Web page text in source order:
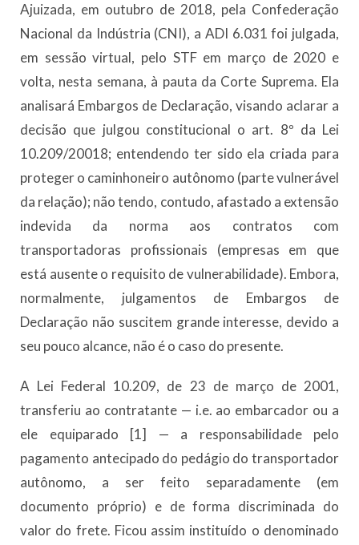
Ajuizada, em outubro de 2018, pela Confederação
Nacional da Indústria (CNI), a ADI 6.031 foi julgada,
em sessão virtual, pelo STF em março de 2020 e
volta, nesta semana, à pauta da Corte Suprema. Ela
analisará Embargos de Declaração, visando aclarar a
decisão que julgou constitucional o art. 8º da Lei
10.209/20018; entendendo ter sido ela criada para
proteger o caminhoneiro autônomo (parte vulnerável
da relação); não tendo, contudo, afastado a extensão
indevida da norma aos contratos com
transportadoras profissionais (empresas em que
está ausente o requisito de vulnerabilidade). Embora,
normalmente, julgamentos de Embargos de
Declaração não suscitem grande interesse, devido a
seu pouco alcance, não é o caso do presente.
A Lei Federal 10.209, de 23 de março de 2001,
transferiu ao contratante — i.e. ao embarcador ou a
ele equiparado [1] — a responsabilidade pelo
pagamento antecipado do pedágio do transportador
autônomo, a ser feito separadamente (em
documento próprio) e de forma discriminada do
valor do frete. Ficou assim instituído o denominado